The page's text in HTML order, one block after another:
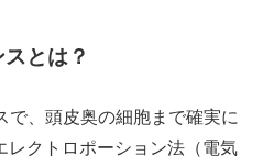
とは？
で、頭皮奥の細胞まで確実に
レクトロポーション法（電気